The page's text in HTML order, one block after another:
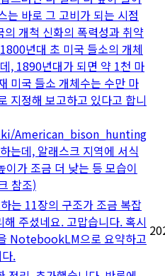
는 바로 그 고비가 되는 시점
개척 신화의 폭력성과 취약
년대 초 미국 들소의 개체
, 1890년대가 되면 약 1천 마
미국 들소 개체수는 수만 마
지정해 보고하고 있다고 합니
American_bison_hunting
는데, 알래스크 지역에 서식
가 조금 더 낮는 등 모습이
참조)
는 11장의 구조가 조금 복잡
주셨네요. 고맙습니다. 혹시
NotebookLM으로 요약하고
.